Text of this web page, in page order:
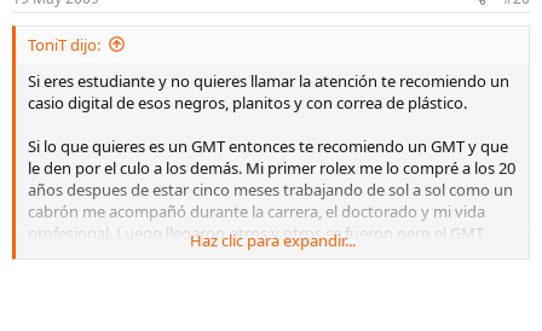
ToniT dijo:
Si eres estudiante y no quieres llamar la atención te recomiendo un
casio digital de esos negros, planitos y con correa de plástico.
Si lo que quieres es un GMT entonces te recomiendo un GMT y que
le den por el culo a los demás. Mi primer rolex me lo compré a los 20
años despues de estar cinco meses trabajando de sol a sol como un
cabrón me acompañó durante la carrera, el doctorado y mi vida
profesional. Luego llegaron otros y otros se fueron pero el GMT
sigue en mi establo principalmente porque es el reloj que he llevado
Haz clic para expandir...